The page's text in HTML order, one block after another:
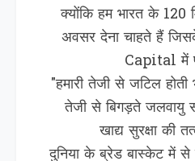
क्योंकि हम भारत के 120
अवसर देना चाहते हैं
Capital में
"हमारी तेजी से जटिल
तेजी से बिगड़ते जलवायु
खाद्य सुरक्षा की
दुनिया के ब्रेड बास्केट में